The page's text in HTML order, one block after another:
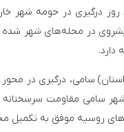
درگیری در حومه شهر
در محله‌های شهر شده
دارد.
سامی، درگیری در
شهر سامی مقاومت
روسیه موفق به تکمیل